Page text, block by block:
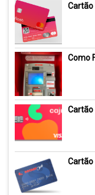
Cartão
Como
Cartão
Cartão